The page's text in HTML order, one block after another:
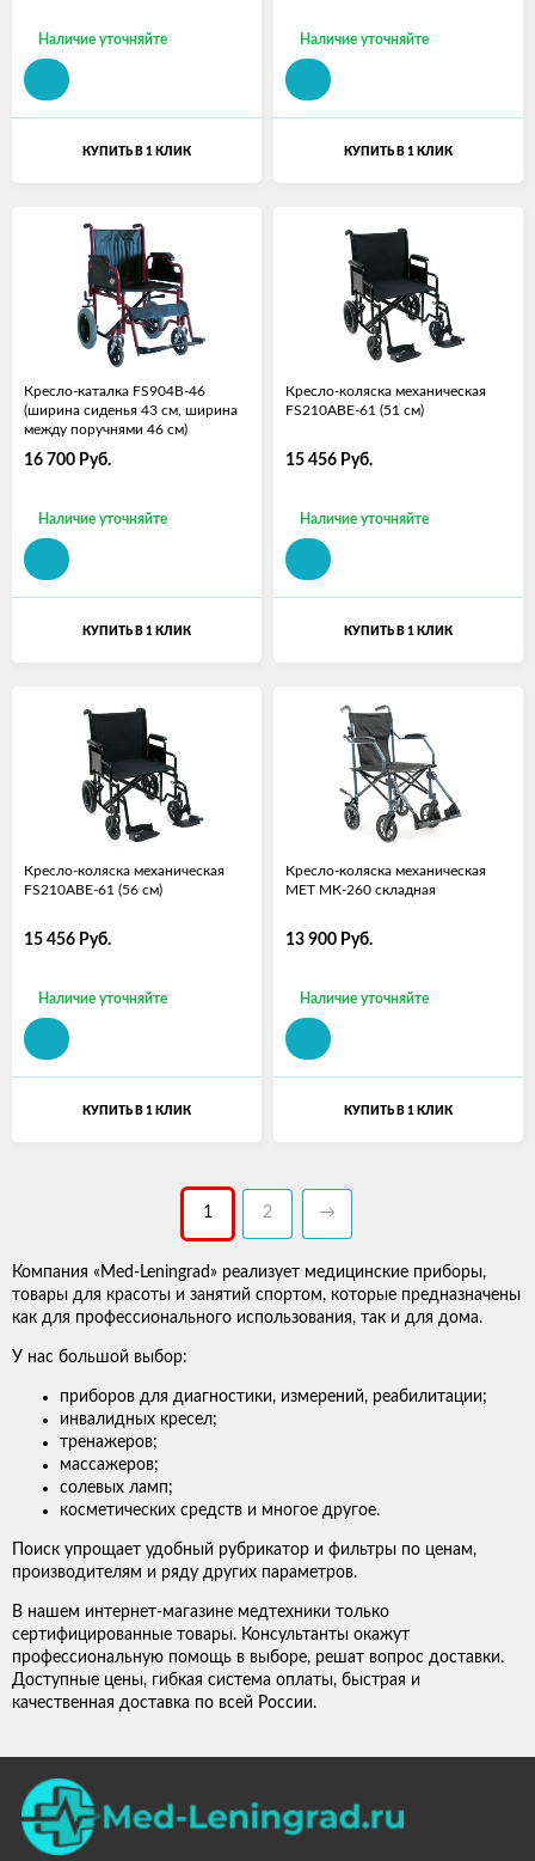
Наличие уточняйте
КУПИТЬ В 1 КЛИК
Наличие уточняйте
КУПИТЬ В 1 КЛИК
Кресло-каталка FS904B-46
(ширина сиденья 43 см, ширина
между поручнями 46 см)
16 700 Руб.
Наличие уточняйте
КУПИТЬ В 1 КЛИК
Кресло-коляска механическая
FS210ABE-61 (51 см)
15 456 Руб.
Наличие уточняйте
КУПИТЬ В 1 КЛИК
Кресло-коляска механическая
FS210ABE-61 (56 см)
15 456 Руб.
Наличие уточняйте
КУПИТЬ В 1 КЛИК
Кресло-коляска механическая
МЕТ МК-260 складная
13 900 Руб.
Наличие уточняйте
КУПИТЬ В 1 КЛИК
1 2 →
Компания «Med-Leningrad» реализует медицинские приборы,
товары для красоты и занятий спортом, которые предназначены
как для профессионального использования, так и для дома.
У нас большой выбор:
приборов для диагностики, измерений, реабилитации;
инвалидных кресел;
тренажеров;
массажеров;
солевых ламп;
косметических средств и многое другое.
Поиск упрощает удобный рубрикатор и фильтры по ценам,
производителям и ряду других параметров.
В нашем интернет-магазине медтехники только
сертифицированные товары. Консультанты окажут
профессиональную помощь в выборе, решат вопрос доставки.
Доступные цены, гибкая система оплаты, быстрая и
качественная доставка по всей России.